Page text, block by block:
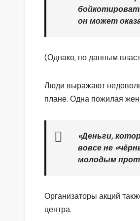
он может
(Однако, по данным
Люди выражают
плане. Одна пожилая
«Деньги,
вовсе не
молодым
Организаторы акций
центра.